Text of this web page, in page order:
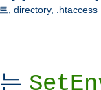
, directory, .htaccess
는